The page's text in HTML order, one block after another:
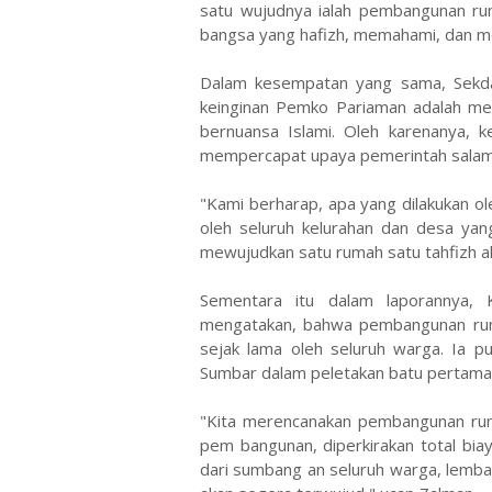
satu wujudnya ialah pembangunan
bangsa yang hafizh, memahami, dan
Dalam kesempatan yang sama,
keinginan Pemko Pariaman adalah
bernuansa Islami. Oleh karenanya,
mempercapat upaya pemerintah
"Kami berharap, apa yang dilakukan
oleh seluruh kelurahan dan desa
mewujudkan satu rumah satu tahfizh
Sementara itu dalam laporannya,
mengatakan, bahwa pembangunan
sejak lama oleh seluruh warga. Ia
Sumbar dalam peletakan batu
"Kita merencanakan pembangunan
pem bangunan, diperkirakan total
dari sumbang an seluruh warga,